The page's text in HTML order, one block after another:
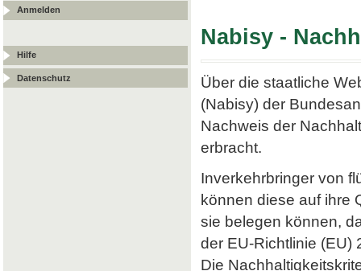
Anmelden
Hilfe
Datenschutz
Nabisy -
Über die staatliche
(Nabisy) der
Nachweis der
erbracht.
Inverkehrbringer von
können diese auf ihre
sie belegen können,
der EU-Richtlinie (EU)
Die